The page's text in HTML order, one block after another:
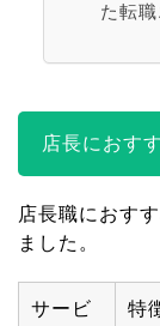
た転
店長におす
店長職におす
ました。
サービ
特